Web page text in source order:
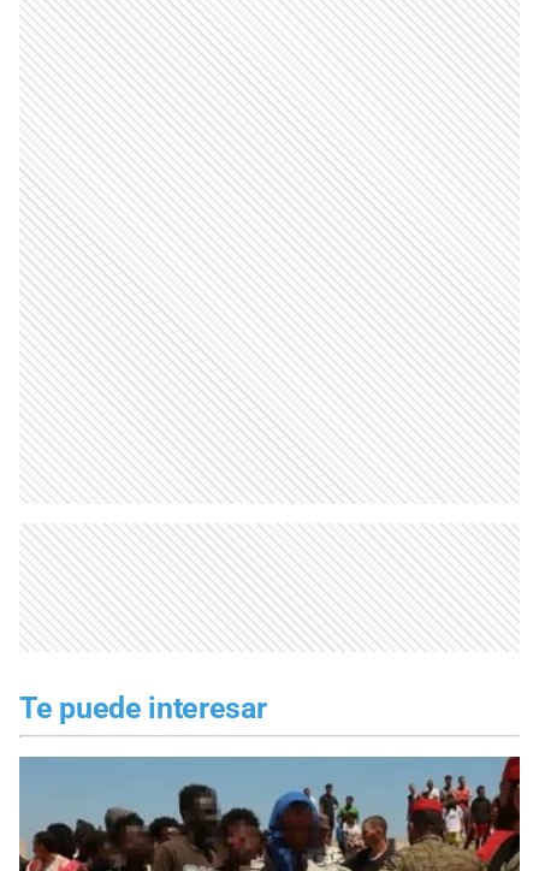
Te puede interesar